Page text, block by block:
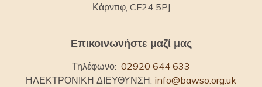
Κάρντιφ, CF24 5PJ
Επικοινωνήστε μαζί μας
Τηλέφωνο: 02920 644 633
ΗΛΕΚΤΡΟΝΙΚΗ ΔΙΕΥΘΥΝΣΗ: info@bawso.org.uk